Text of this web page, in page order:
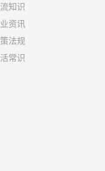
知识
资讯
法规
常识